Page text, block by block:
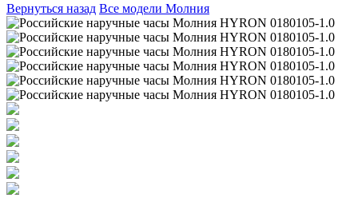
Вернуться назад Все модели Молния